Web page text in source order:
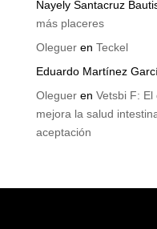
Nayely Santacruz
más placeres
Olegueren Teckel
Eduardo Martínez
Olegueren Vetsbi F:
mejora la salud
aceptación